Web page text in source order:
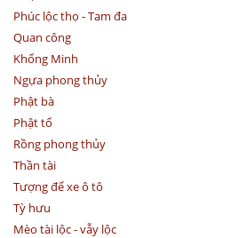
Phúc lộc thọ - Tam đa
Quan công
Khổng Minh
Ngựa phong thủy
Phật bà
Phật tổ
Rồng phong thủy
Thần tài
Tượng để xe ô tô
Tỳ hưu
Mèo tài lộc - vẫy lộc